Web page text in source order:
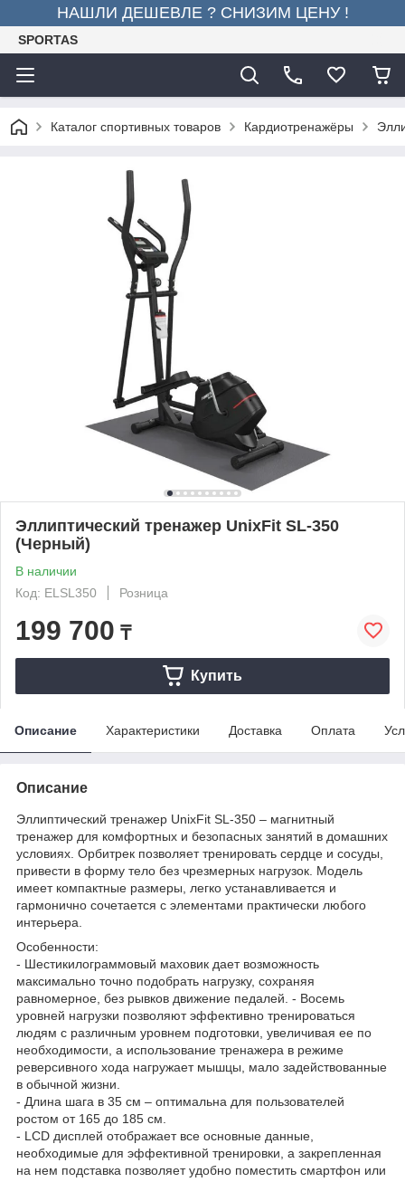
НАШЛИ ДЕШЕВЛЕ ? СНИЗИМ ЦЕНУ !
SPORTAS
Каталог спортивных товаров Кардиотренажёры
Эллиптический тренажер UnixFit SL-350
(Черный)
В наличии
Код: ELSL350
Розница
199 700 ₸
Купить
Описание Характеристики Доставка Оплата
Описание
Эллиптический тренажер UnixFit SL-350 – магнитный
тренажер для комфортных и безопасных занятий в домашних
условиях. Орбитрек позволяет тренировать сердце и сосуды,
привести в форму тело без чрезмерных нагрузок. Модель
имеет компактные размеры, легко устанавливается и
гармонично сочетается с элементами практически любого
интерьера.
Особенности:
- Шестикилограммовый маховик дает возможность
максимально точно подобрать нагрузку, сохраняя
равномерное, без рывков движение педалей. - Восемь
уровней нагрузки позволяют эффективно тренироваться
людям с различным уровнем подготовки, увеличивая ее по
необходимости, а использование тренажера в режиме
реверсивного хода нагружает мышцы, мало задействованные
в обычной жизни.
- Длина шага в 35 см – оптимальна для пользователей
ростом от 165 до 185 см.
- LCD дисплей отображает все основные данные,
необходимые для эффективной тренировки, а закрепленная
на нем подставка позволяет удобно поместить смартфон или